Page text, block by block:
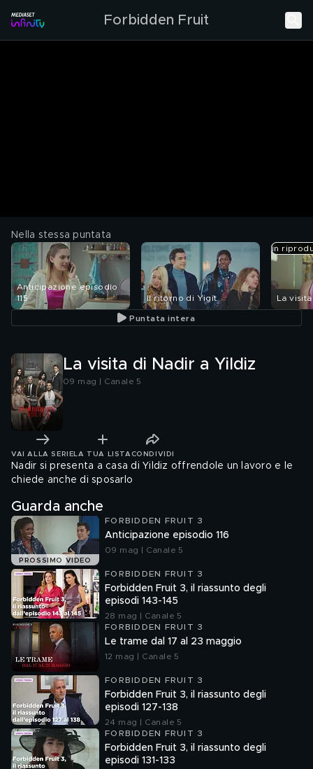
Forbidden Fruit
Nella stessa puntata
Anticipazione episodio
115
Il ritorno di Yigit
in
La
Puntata intera
La visita di Nadir a Yildiz
09 mag | Canale 5
VAI ALLA SERIE LA TUA LISTA CONDIVIDI
Nadir si presenta a casa di Yildiz offrendole un lavoro e le
chiede anche di sposarlo
Guarda anche
PROSSIMO VIDEO
FORBIDDEN FRUIT 3
Anticipazione episodio 116
09 mag | Canale 5
FORBIDDEN FRUIT 3
Forbidden Fruit 3, il riassunto degli
episodi 143-145
28 mag | Canale 5
FORBIDDEN FRUIT 3
Le trame dal 17 al 23 maggio
12 mag | Canale 5
FORBIDDEN FRUIT 3
Forbidden Fruit 3, il riassunto degli
episodi 127-138
24 mag | Canale 5
FORBIDDEN FRUIT 3
Forbidden Fruit 3, il riassunto degli
episodi 131-133